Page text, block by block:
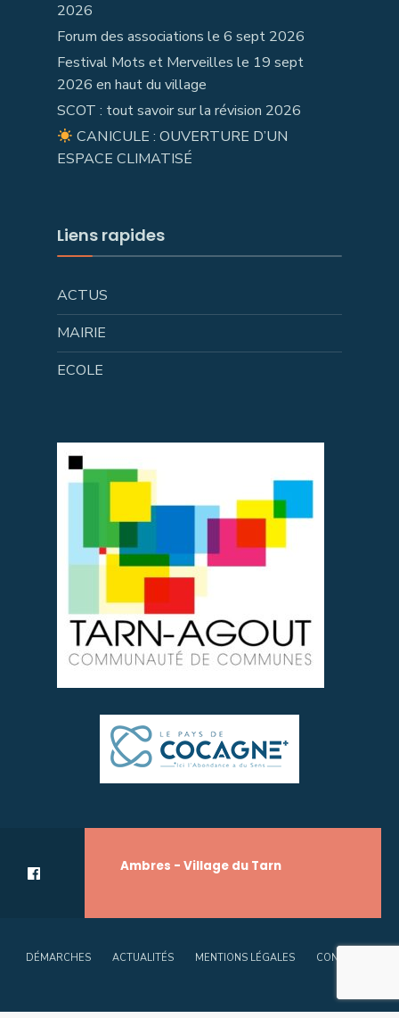
2026
Forum des associations le 6 sept 2026
Festival Mots et Merveilles le 19 sept
2026 en haut du village
SCOT : tout savoir sur la révision 2026
CANICULE : OUVERTURE D’UN
ESPACE CLIMATISÉ
Liens rapides
ACTUS
MAIRIE
ECOLE
Ambres - Village du Tarn
DÉMARCHES ACTUALITÉS MENTIONS LÉGALES CONTACT